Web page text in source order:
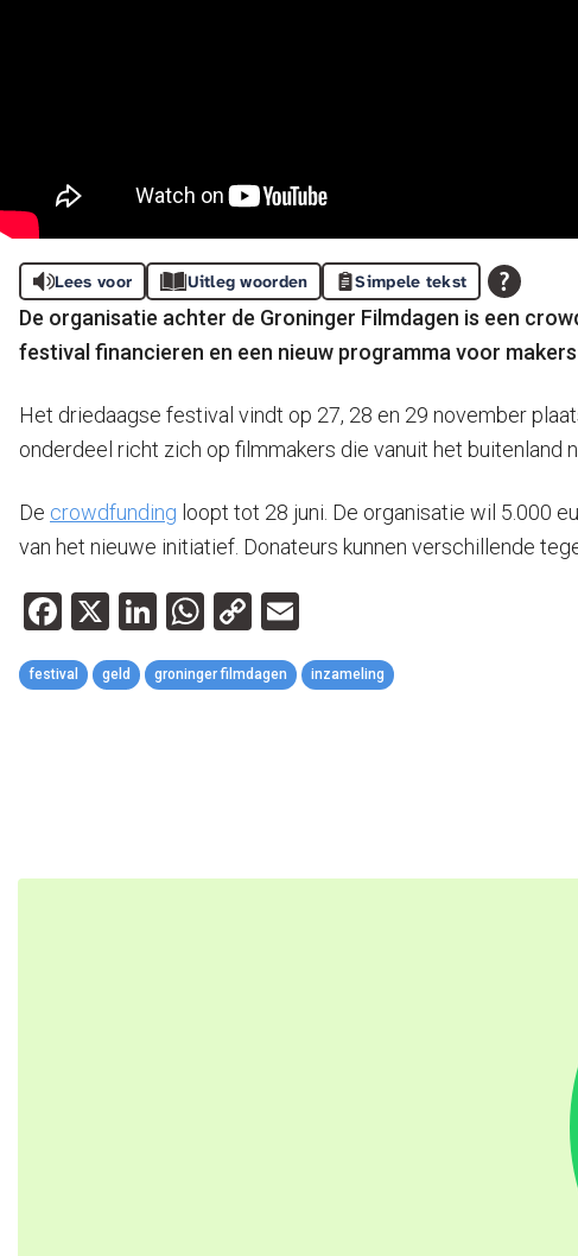
Lees voor Uitleg woorden Simpele tekst
De organisatie achter de Groninger Filmdagen is een
festival financieren en een nieuw programma voor
Het driedaagse festival vindt op 27, 28 en 29 november
onderdeel richt zich op filmmakers die vanuit het buitenland
De crowdfunding loopt tot 28 juni. De organisatie wil 5.000
van het nieuwe initiatief. Donateurs kunnen verschillende
Facebook
X LinkedIn
WhatsApp
Copy
Link
festival geld groninger filmdagen inzameling